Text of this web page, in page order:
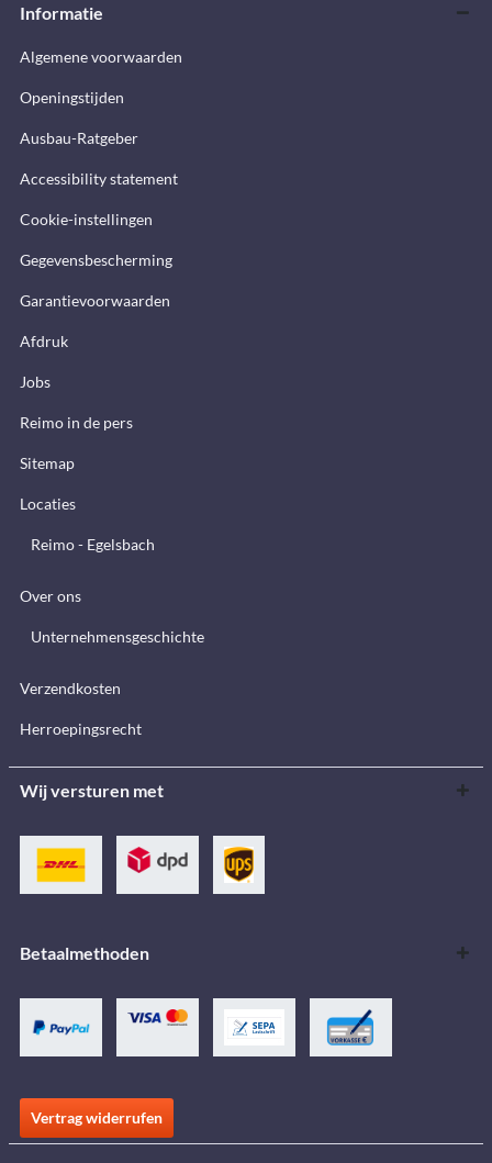
Informatie
Algemene voorwaarden
Openingstijden
Ausbau-Ratgeber
Accessibility statement
Cookie-instellingen
Gegevensbescherming
Garantievoorwaarden
Afdruk
Jobs
Reimo in de pers
Sitemap
Locaties
Reimo - Egelsbach
Over ons
Unternehmensgeschichte
Verzendkosten
Herroepingsrecht
Wij versturen met
Betaalmethoden
Vertrag widerrufen